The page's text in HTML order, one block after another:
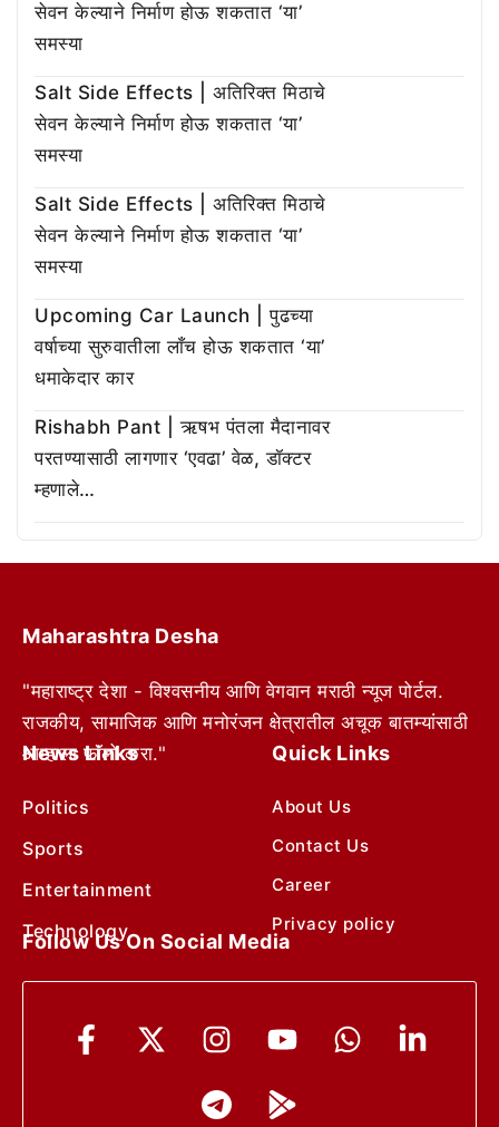
सेवन केल्याने निर्माण होऊ शकतात ‘या’
समस्या
Salt Side Effects | अतिरिक्त मिठाचे
सेवन केल्याने निर्माण होऊ शकतात ‘या’
समस्या
Salt Side Effects | अतिरिक्त मिठाचे
सेवन केल्याने निर्माण होऊ शकतात ‘या’
समस्या
Upcoming Car Launch | पुढच्या
वर्षाच्या सुरुवातीला लाँच होऊ शकतात ‘या’
धमाकेदार कार
Rishabh Pant | ऋषभ पंतला मैदानावर
परतण्यासाठी लागणार ‘एवढा’ वेळ, डॉक्टर
म्हणाले…
Maharashtra Desha
"महाराष्ट्र देशा - विश्वसनीय आणि वेगवान मराठी न्यूज पोर्टल.
राजकीय, सामाजिक आणि मनोरंजन क्षेत्रातील अचूक बातम्यांसाठी
आम्हाला फॉलो करा."
News Links
Politics
Sports
Entertainment
Technology
Quick Links
About Us
Contact Us
Career
Privacy policy
Follow Us On Social Media